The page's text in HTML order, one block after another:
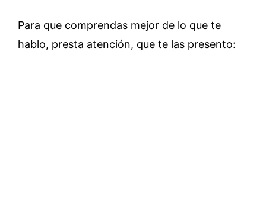
Para que comprendas mejor de lo que te
hablo, presta atención, que te las presento: